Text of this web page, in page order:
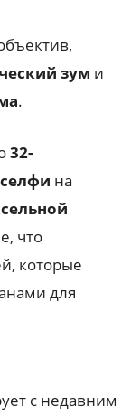
зум и
.
32-
на
что
которые
для
с недавним